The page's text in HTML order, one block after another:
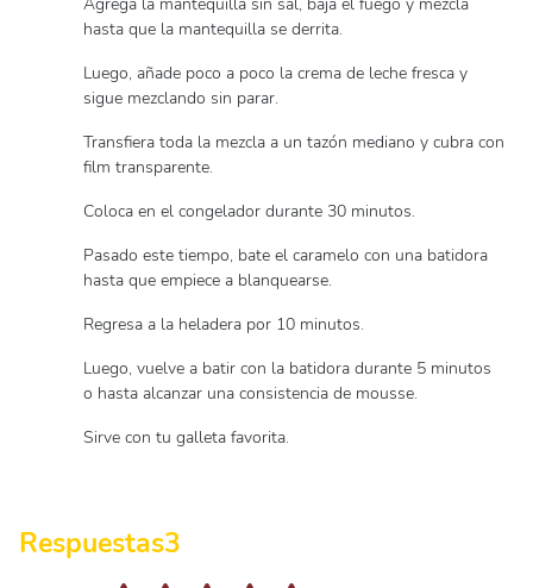
hasta que la mantequilla se derrita.
Luego, añade poco a poco la crema de leche fresca y
sigue mezclando sin parar.
Transfiera toda la mezcla a un tazón mediano y cubra con
film transparente.
Coloca en el congelador durante 30 minutos.
Pasado este tiempo, bate el caramelo con una batidora
hasta que empiece a blanquearse.
Regresa a la heladera por 10 minutos.
Luego, vuelve a batir con la batidora durante 5 minutos
o hasta alcanzar una consistencia de mousse.
Sirve con tu galleta favorita.
Respuestas3